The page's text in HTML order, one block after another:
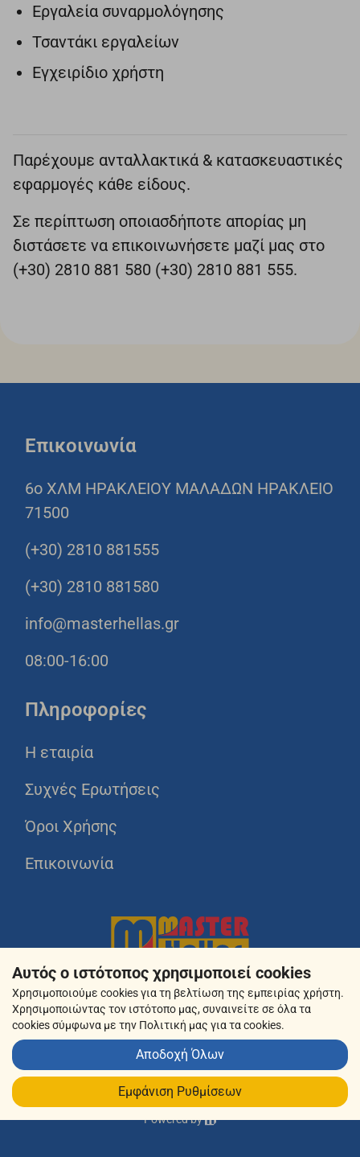
Εργαλεία συναρμολόγησης
Τσαντάκι εργαλείων
Εγχειρίδιο χρήστη
Παρέχουμε ανταλλακτικά & κατασκευαστικές
εφαρμογές κάθε είδους.
Σε περίπτωση οποιασδήποτε απορίας μη
διστάσετε να επικοινωνήσετε μαζί μας στο
(+30) 2810 881 580 (+30) 2810 881 555.
Επικοινωνία
6o ΧΛΜ ΗΡΑΚΛΕΙΟΥ ΜΑΛΑΔΩΝ ΗΡΑΚΛΕΙΟ
71500
(+30) 2810 881555
(+30) 2810 881580
info@masterhellas.gr
08:00-16:00
Πληροφορίες
Η εταιρία
Συχνές Ερωτήσεις
Όροι Χρήσης
Επικοινωνία
© 2026 masterhellas.gr
Powered by
Αυτός ο ιστότοπος χρησιμοποιεί cookies
Χρησιμοποιούμε cookies για τη βελτίωση της εμπειρίας χρήστη.
Χρησιμοποιώντας τον ιστότοπο μας, συναινείτε σε όλα τα
cookies σύμφωνα με την Πολιτική μας για τα cookies.
Αποδοχή Όλων
Εμφάνιση Ρυθμίσεων